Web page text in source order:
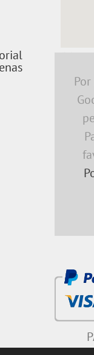
embedding a google map